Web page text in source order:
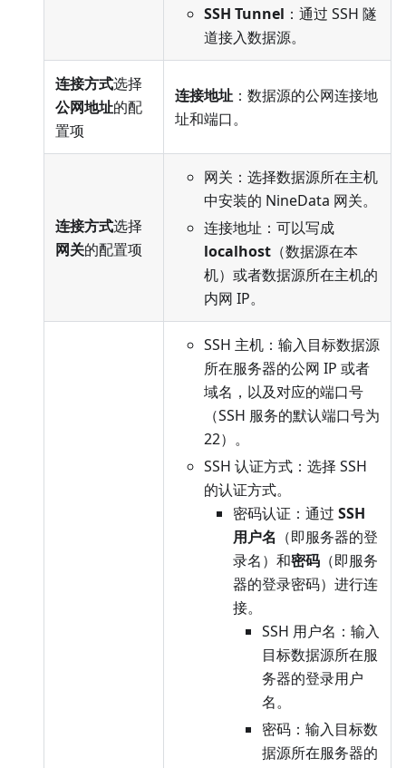
SSH Tunnel ：通过 SSH 隧
道接入数据源。
连接方式选择
公网地址的配
置项
连接地址 ：数据源的公网连接地
址和端口。
连接方式选择
网关的配置项
网关：选择数据源所在主机
中安装的 NineData 网关。
连接地址：可以写成
localhost （数据源在本
机）或者数据源所在主机的
内网 IP。
SSH 主机：输入目标数据源
所在服务器的公网 IP 或者
域名，以及对应的端口号
（SSH 服务的默认端口号为
22）。
SSH 认证方式：选择 SSH
的认证方式。
密码认证：通过 SSH
用户名 （即服务器的登
录名）和密码 （即服务
器的登录密码）进行连
接。
SSH 用户名：输入
目标数据源所在服
务器的登录用户
名。
密码：输入目标数
据源所在服务器的